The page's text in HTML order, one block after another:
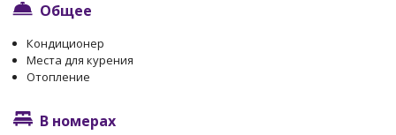
Общее
Кондиционер
Места для курения
Отопление
В номерах